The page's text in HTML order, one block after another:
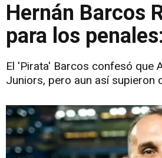
Hernán Barcos
para los
El 'Pirata' Barcos confesó que
Juniors, pero aun así supieron